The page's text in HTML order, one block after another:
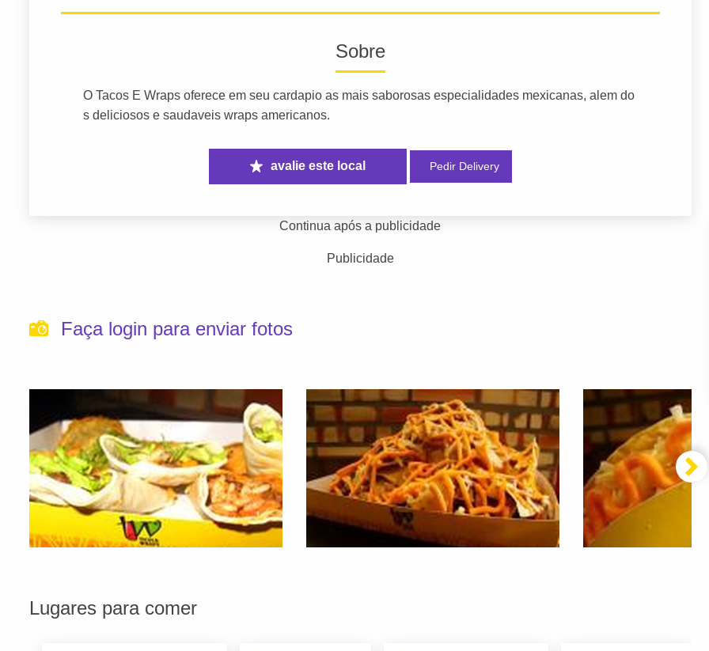
Sobre
O Tacos E Wraps oferece em seu cardapio as mais saborosas especialidades mexicanas, alem do
s deliciosos e saudaveis wraps americanos.
avalie este local Pedir Delivery
Continua após a publicidade
Publicidade
Faça login para enviar fotos
Lugares para comer